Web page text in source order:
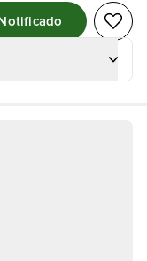
Notificado - Ser Notificado